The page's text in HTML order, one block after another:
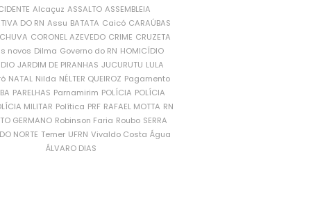
Alcaçuz ASSALTO ASSEMBLEIA
DO RN Assu BATATA Caicó CARAÚBAS
CORONEL AZEVEDO CRIME CRUZETA
novos Dilma Governo do RN HOMICÍDIO
JARDIM DE PIRANHAS JUCURUTU LULA
NATAL Nilda NÉLTER QUEIROZ Pagamento
PARELHAS Parnamirim POLÍCIA POLÍCIA
MILITAR Política PRF RAFAEL MOTTA RN
GERMANO Robinson Faria Roubo SERRA
NORTE Temer UFRN Vivaldo Costa Água
ÁLVARO DIAS